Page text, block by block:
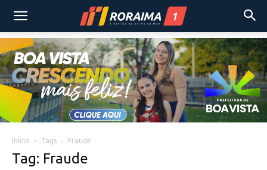
Início Tags Fraude
Tag: Fraude